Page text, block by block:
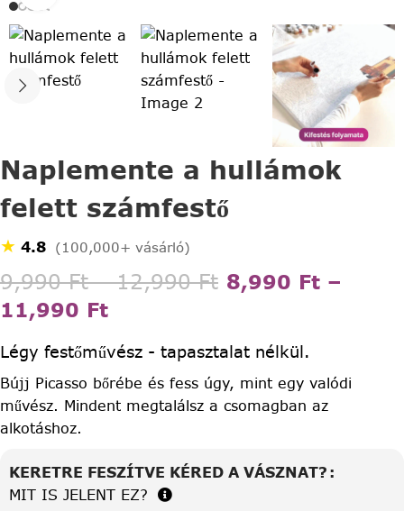
Naplemente a hullámok
felett számfestő
★ 4.8 (100,000+ vásárló)
9,990Ft – 12,990Ft 8,990 Ft –
11,990 Ft
Légy festőművész - tapasztalat nélkül.
Bújj Picasso bőrébe és fess úgy, mint egy valódi
művész. Mindent megtalálsz a csomagban az
alkotáshoz.
KERETRE FESZÍTVE KÉRED A VÁSZNAT?
MIT IS JELENT EZ?